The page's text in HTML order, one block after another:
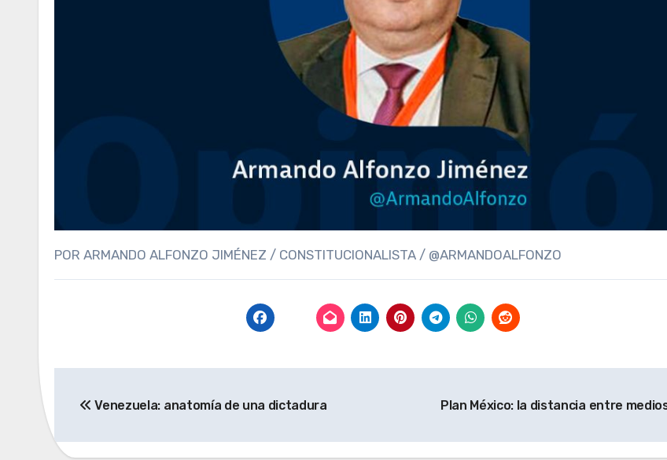
POR ARMANDO ALFONZO JIMÉNEZ / CONSTITUCIONALISTA / @ARMANDOALFONZO
de
entradas
Venezuela: anatomía de una dictadura Plan México: la distancia entre